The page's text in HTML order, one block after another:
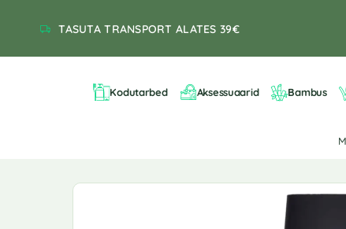
TASUTA TRANSPORT ALATES 39€
Kodutarbed Aksessuaarid Bambus